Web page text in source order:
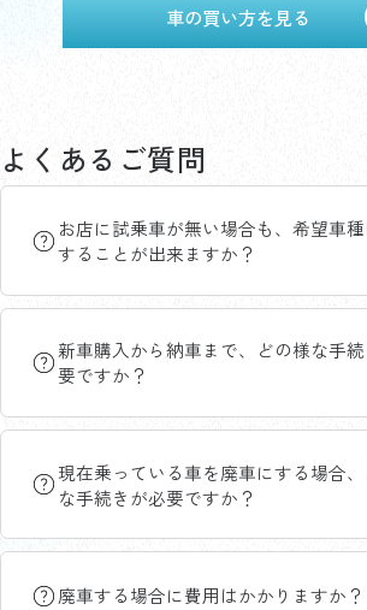
車の買い方を見る
よくあるご質問
お店に試乗車が無い場合も、希望車
することが出来ますか？
新車購入から納車まで、どの様な手
要ですか？
現在乗っている車を廃車にする場合
な手続きが必要ですか？
廃車する場合に費用はかかりますか？